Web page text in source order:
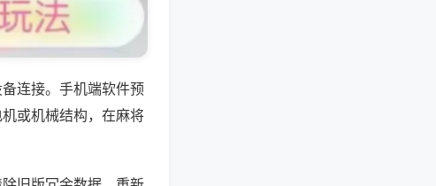
连接。手机端软件预
或机械结构，在麻将